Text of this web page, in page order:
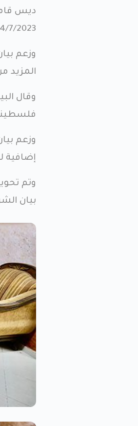
ديس
4/7/2023 قرب قبر راحيل في بيت لحم.
وزعم
المزيد
وقال
وزعم
إضافية
وتم
بيان